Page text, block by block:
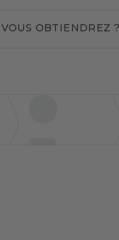
OBTIENDREZ ?